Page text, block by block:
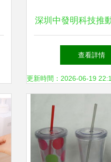
深圳中發明科技推
專利轉讓新浪潮 工
能產品研發再
查看詳情
更新時間：2026-06-19